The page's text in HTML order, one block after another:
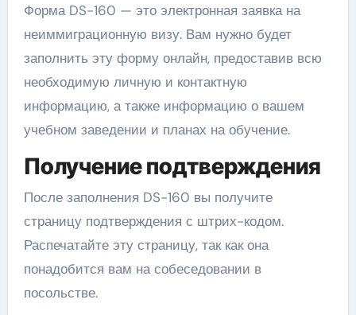
Форма DS-160 — это электронная заявка на
неиммиграционную визу. Вам нужно будет
заполнить эту форму онлайн, предоставив всю
необходимую личную и контактную
информацию, а также информацию о вашем
учебном заведении и планах на обучение.
Получение подтверждения
После заполнения DS-160 вы получите
страницу подтверждения с штрих-кодом.
Распечатайте эту страницу, так как она
понадобится вам на собеседовании в
посольстве.